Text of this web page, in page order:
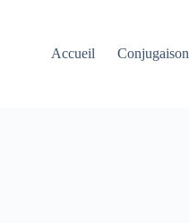
Accueil Conjugaison